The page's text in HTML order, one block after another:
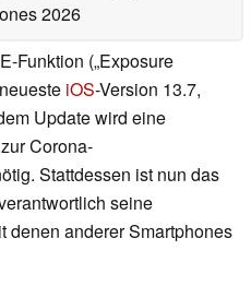
2026
Funktion („Exposure
iOS-Version 13.7,
Update wird eine
Corona-
Stattdessen ist nun das
seine
denen anderer Smartphones